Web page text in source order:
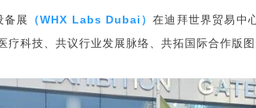
备展 （WHX Labs Dubai）在迪拜世界贸易中
科技、共议行业发展脉络、共拓国际合作版图